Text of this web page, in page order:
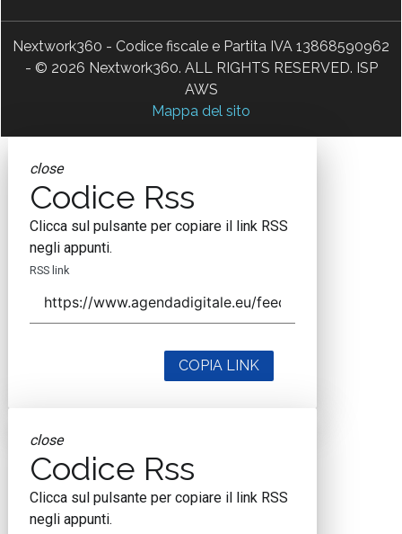
Nextwork360 - Codice fiscale e Partita IVA 13868590962
- © 2026 Nextwork360. ALL RIGHTS RESERVED. ISP
AWS
Mappa del sito
close
Codice Rss
Clicca sul pulsante per copiare il link RSS
negli appunti.
RSS link
COPIA LINK
close
Codice Rss
Clicca sul pulsante per copiare il link RSS
negli appunti.